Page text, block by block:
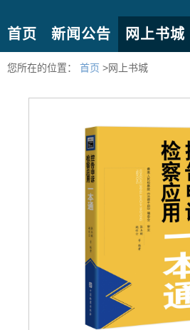
首页 新闻公告 网上书城
您所在的位置： 首页 >网上书城